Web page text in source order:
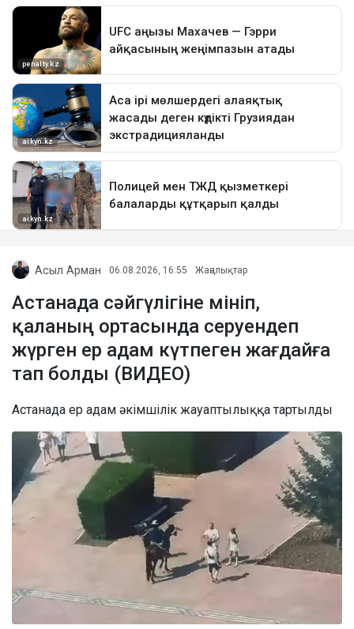
Асыл Арман 06.08.2026, 16:55 Жаңалықтар
Астанада сәйгүлігіне мініп,
қаланың ортасында серуендеп
жүрген ер адам күтпеген жағдайға
тап болды (ВИДЕО)
Астанада ер адам әкімшілік жауаптылыққа тартылды